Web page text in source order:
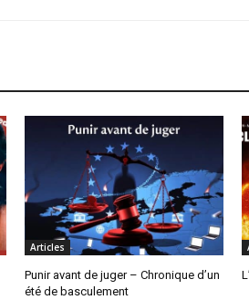
Articles
Punir avant de juger – Chronique d’un
été de basculement